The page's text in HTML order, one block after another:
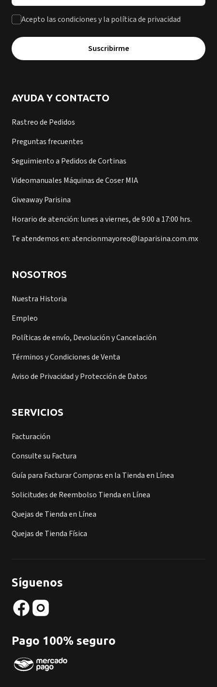
Acepto las condiciones y la política de privacidad
Suscribirme
AYUDA Y CONTACTO
Rastreo de Pedidos
Preguntas frecuentes
Seguimiento a Pedidos de Cortinas
Videomanuales Máquinas de Coser MIA
Giveaway Parisina
Horario de atención: lunes a viernes, de 9:00 a 17:00 hrs.
Te atendemos en: atencionmayoreo@laparisina.com.mx
NOSOTROS
Nuestra Historia
Empleo
Políticas de envío, Devolución y Cancelación
Términos y Condiciones de Venta
Aviso de Privacidad y Protección de Datos
SERVICIOS
Facturación
Consulte su Factura
Guía para Facturar Compras en la Tienda en Línea
Solicitudes de Reembolso Tienda en Línea
Quejas de Tienda en Línea
Quejas de Tienda Física
Síguenos
Pago 100% seguro